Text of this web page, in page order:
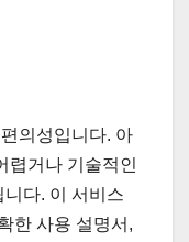
의성입니다. 아
렵거나 기술적인
다. 이 서비스
한 사용 설명서,